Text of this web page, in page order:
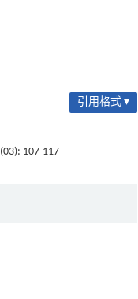
引用格式 ▾
107-117